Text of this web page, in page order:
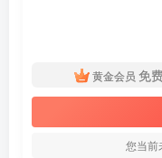
黄金会员 免
您当前